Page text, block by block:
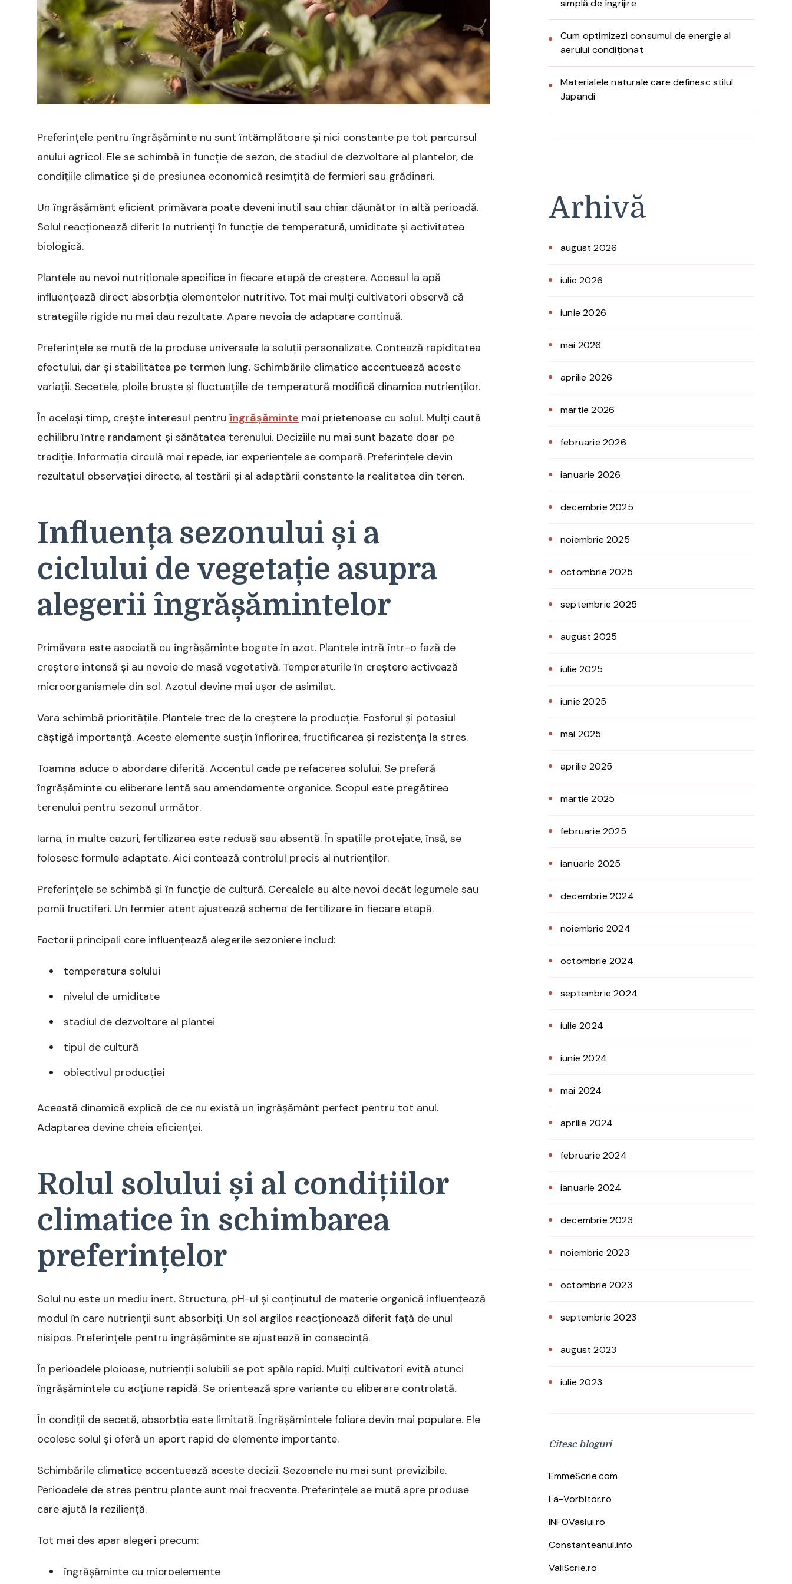
Preferințele pentru îngrășăminte nu sunt întâmplătoare și nici constante pe tot parcursul
anului agricol. Ele se schimbă în funcție de sezon, de stadiul de dezvoltare al plantelor, de
condițiile climatice și de presiunea economică resimțită de fermieri sau grădinari.
Un îngrășământ eficient primăvara poate deveni inutil sau chiar dăunător în altă perioadă.
Solul reacționează diferit la nutrienți în funcție de temperatură, umiditate și activitatea
biologică.
Plantele au nevoi nutriționale specifice în fiecare etapă de creștere. Accesul la apă
influențează direct absorbția elementelor nutritive. Tot mai mulți cultivatori observă că
strategiile rigide nu mai dau rezultate. Apare nevoia de adaptare continuă.
Preferințele se mută de la produse universale la soluții personalizate. Contează rapiditatea
efectului, dar și stabilitatea pe termen lung. Schimbările climatice accentuează aceste
variații. Secetele, ploile bruște și fluctuațiile de temperatură modifică dinamica nutrienților.
În același timp, crește interesul pentru îngrășăminte mai prietenoase cu solul. Mulți caută
echilibru între randament și sănătatea terenului. Deciziile nu mai sunt bazate doar pe
tradiție. Informația circulă mai repede, iar experiențele se compară. Preferințele devin
rezultatul observației directe, al testării și al adaptării constante la realitatea din teren.
Influența sezonului și a
ciclului de vegetație asupra
alegerii îngrășămintelor
Primăvara este asociată cu îngrășăminte bogate în azot. Plantele intră într-o fază de
creștere intensă și au nevoie de masă vegetativă. Temperaturile în creștere activează
microorganismele din sol. Azotul devine mai ușor de asimilat.
Vara schimbă prioritățile. Plantele trec de la creștere la producție. Fosforul și potasiul
câștigă importanță. Aceste elemente susțin înflorirea, fructificarea și rezistența la stres.
Toamna aduce o abordare diferită. Accentul cade pe refacerea solului. Se preferă
îngrășăminte cu eliberare lentă sau amendamente organice. Scopul este pregătirea
terenului pentru sezonul următor.
Iarna, în multe cazuri, fertilizarea este redusă sau absentă. În spațiile protejate, însă, se
folosesc formule adaptate. Aici contează controlul precis al nutrienților.
Preferințele se schimbă și în funcție de cultură. Cerealele au alte nevoi decât legumele sau
pomii fructiferi. Un fermier atent ajustează schema de fertilizare în fiecare etapă.
Factorii principali care influențează alegerile sezoniere includ:
temperatura solului
nivelul de umiditate
stadiul de dezvoltare al plantei
tipul de cultură
obiectivul producției
Această dinamică explică de ce nu există un îngrășământ perfect pentru tot anul.
Adaptarea devine cheia eficienței.
Rolul solului și al condițiilor
climatice în schimbarea
preferințelor
Solul nu este un mediu inert. Structura, pH-ul și conținutul de materie organică influențează
modul în care nutrienții sunt absorbiți. Un sol argilos reacționează diferit față de unul
nisipos. Preferințele pentru îngrășăminte se ajustează în consecință.
În perioadele ploioase, nutrienții solubili se pot spăla rapid. Mulți cultivatori evită atunci
îngrășămintele cu acțiune rapidă. Se orientează spre variante cu eliberare controlată.
În condiții de secetă, absorbția este limitată. Îngrășămintele foliare devin mai populare. Ele
ocolesc solul și oferă un aport rapid de elemente importante.
Schimbările climatice accentuează aceste decizii. Sezoanele nu mai sunt previzibile.
Perioadele de stres pentru plante sunt mai frecvente. Preferințele se mută spre produse
care ajută la reziliență.
Tot mai des apar alegeri precum:
îngrășăminte cu microelemente
simplă de îngrijire
Cum optimizezi consumul de energie al
aerului condiționat
Materialele naturale care definesc stilul
Japandi
Arhivă
august 2026
iulie 2026
iunie 2026
mai 2026
aprilie 2026
martie 2026
februarie 2026
ianuarie 2026
decembrie 2025
noiembrie 2025
octombrie 2025
septembrie 2025
august 2025
iulie 2025
iunie 2025
mai 2025
aprilie 2025
martie 2025
februarie 2025
ianuarie 2025
decembrie 2024
noiembrie 2024
octombrie 2024
septembrie 2024
iulie 2024
iunie 2024
mai 2024
aprilie 2024
februarie 2024
ianuarie 2024
decembrie 2023
noiembrie 2023
octombrie 2023
septembrie 2023
august 2023
iulie 2023
Citesc bloguri
EmmeScrie.com
La-Vorbitor.ro
INFOVaslui.ro
Constanteanul.info
ValiScrie.ro